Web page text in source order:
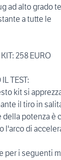
ad alto grado
a tutte le
258 EURO
TEST:
kit si
il tiro in
della potenza è
l'arco di
per i seguenti